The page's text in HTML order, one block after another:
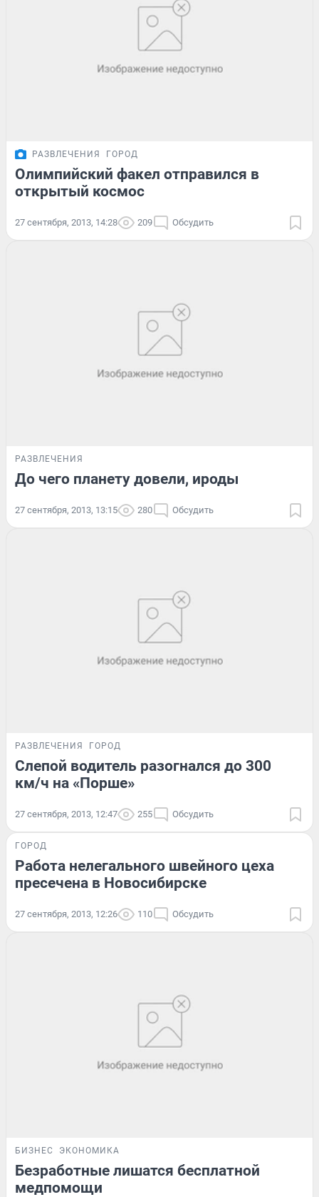
РАЗВЛЕЧЕНИЯ ГОРОД
Олимпийский факел отправился в
открытый космос
27 сентября, 2013, 14:28 209 Обсудить
РАЗВЛЕЧЕНИЯ
До чего планету довели, ироды
27 сентября, 2013, 13:15 280 Обсудить
РАЗВЛЕЧЕНИЯ ГОРОД
Слепой водитель разогнался до 300
км/ч на «Порше»
27 сентября, 2013, 12:47 255 Обсудить
ГОРОД
Работа нелегального швейного цеха
пресечена в Новосибирске
27 сентября, 2013, 12:26 110 Обсудить
БИЗНЕС ЭКОНОМИКА
Безработные лишатся бесплатной
медпомощи